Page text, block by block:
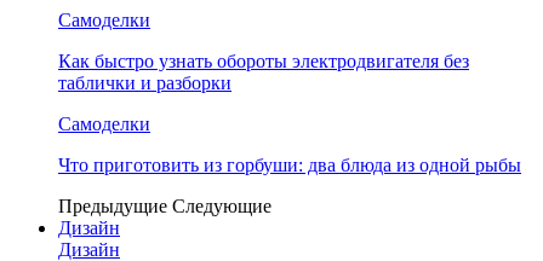
Самоделки
Как быстро узнать обороты электродвигателя без
таблички и разборки
Самоделки
Что приготовить из горбуши: два блюда из одной рыбы
Предыдущие Следующие
Дизайн
Дизайн